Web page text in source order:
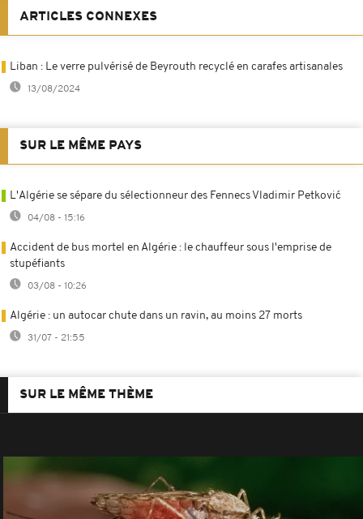
ARTICLES CONNEXES
Liban : Le verre pulvérisé de Beyrouth recyclé en carafes artisanales
13/08/2024
SUR LE MÊME PAYS
L'Algérie se sépare du sélectionneur des Fennecs Vladimir Petković
04/08 - 15:16
Accident de bus mortel en Algérie : le chauffeur sous l'emprise de
stupéfiants
03/08 - 10:26
Algérie : un autocar chute dans un ravin, au moins 27 morts
31/07 - 21:55
SUR LE MÊME THÈME